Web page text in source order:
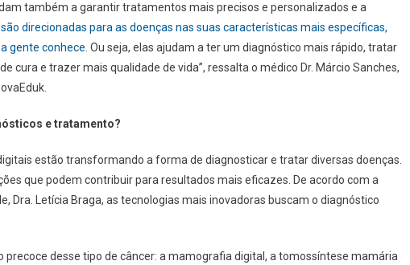
também a garantir tratamentos mais precisos e personalizados e a
direcionadas para as doenças nas suas características mais específicas,
gente conhece. Ou seja, elas ajudam a ter um diagnóstico mais rápido, tratar
cura e trazer mais qualidade de vida”, ressalta o médico Dr. Márcio Sanches,
e tratamento?
estão transformando a forma de diagnosticar e tratar diversas doenças.
que podem contribuir para resultados mais eficazes. De acordo com a
Dra. Letícia Braga, as tecnologias mais inovadoras buscam o diagnóstico
precoce desse tipo de câncer: a mamografia digital, a tomossíntese mamária